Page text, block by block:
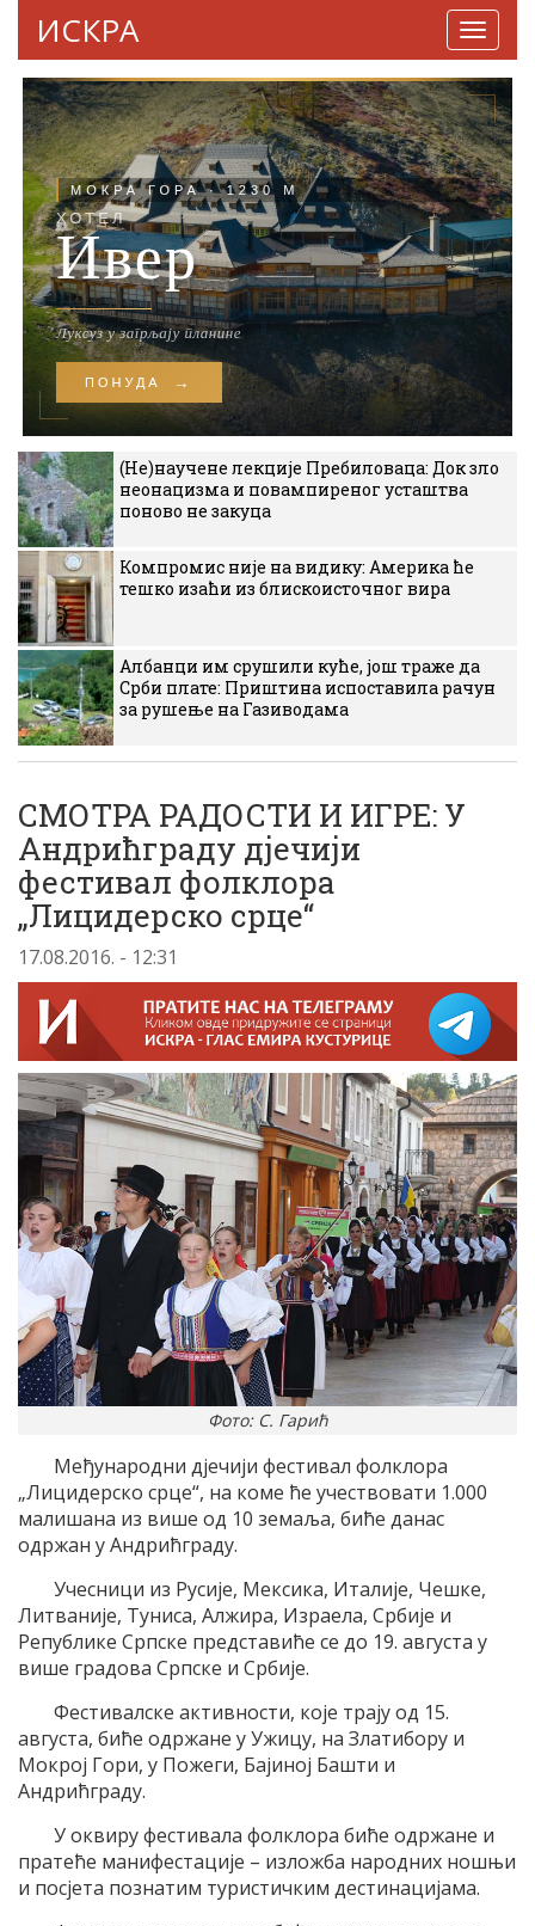
ИСКРА
(Не)научене лекције Пребиловаца: Док зло
неонацизма и повампиреног усташтва
поново не закуца
Компромис није на видику: Америка ће
тешко изаћи из блискоисточног вира
Албанци им срушили куће, још траже да
Срби плате: Приштина испоставила рачун
за рушење на Газиводама
СМОТРА РАДОСТИ И ИГРЕ: У
Андрићграду дјечији
фестивал фолклора
„Лицидерско срце“
17.08.2016. - 12:31
Фото: С. Гарић
Међународни дјечији фестивал фолклора
„Лицидерско срце“, на коме ће учествовати 1.000
малишана из више од 10 земаља, биће данас
одржан у Андрићграду.
Учесници из Русије, Мексика, Италије, Чешке,
Литваније, Туниса, Алжира, Израела, Србије и
Републике Српске представиће се до 19. августа у
више градова Српске и Србије.
Фестивалске активности, које трају од 15.
августа, биће одржане у Ужицу, на Златибору и
Мокрој Гори, у Пожеги, Бајиној Башти и
Андрићграду.
У оквиру фестивала фолклора биће одржане и
пратеће манифестације – изложба народних ношњи
и посјета познатим туристичким дестинацијама.